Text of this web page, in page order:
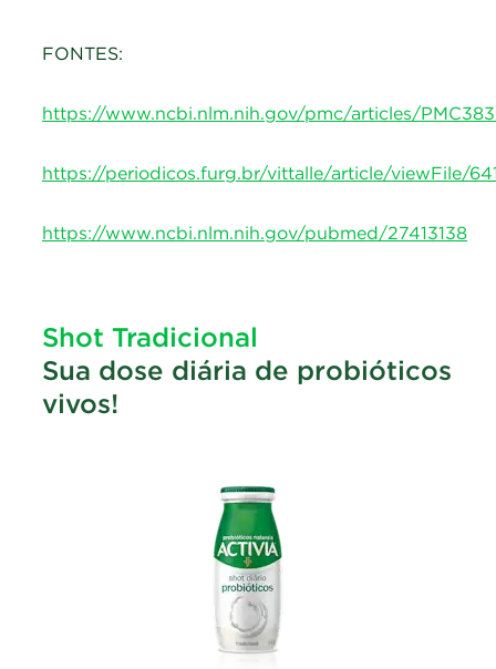
FONTES:
https://www.ncbi.nlm.nih.gov/pmc/articles/
https://periodicos.furg.br/vittalle/article/viewFile/
https://www.ncbi.nlm.nih.gov/pubmed/27413138
Shot Tradicional
Sua dose diária de probióticos
vivos!